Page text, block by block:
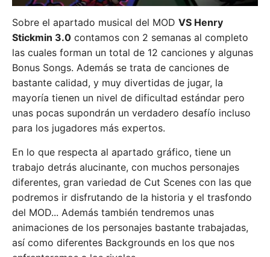
Sobre el apartado musical del MOD VS Henry
Stickmin 3.0 contamos con 2 semanas al completo
las cuales forman un total de 12 canciones y algunas
Bonus Songs. Además se trata de canciones de
bastante calidad, y muy divertidas de jugar, la
mayoría tienen un nivel de dificultad estándar pero
unas pocas supondrán un verdadero desafío incluso
para los jugadores más expertos.
En lo que respecta al apartado gráfico, tiene un
trabajo detrás alucinante, con muchos personajes
diferentes, gran variedad de Cut Scenes con las que
podremos ir disfrutando de la historia y el trasfondo
del MOD... Además también tendremos unas
animaciones de los personajes bastante trabajadas,
así como diferentes Backgrounds en los que nos